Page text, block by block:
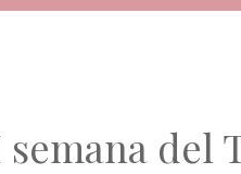
del